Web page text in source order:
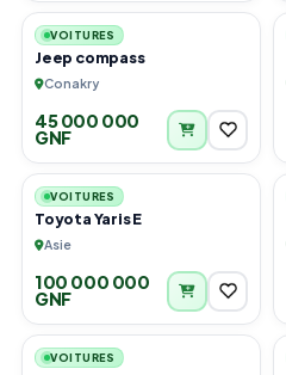
VOITURES
Jeep compass
Conakry
45 000 000
GNF
4
VOITURES
Toyota Yaris E
Asie
100 000 000
GNF
6
VOITURES